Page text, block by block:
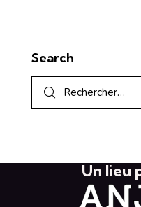
Search
Un lieu